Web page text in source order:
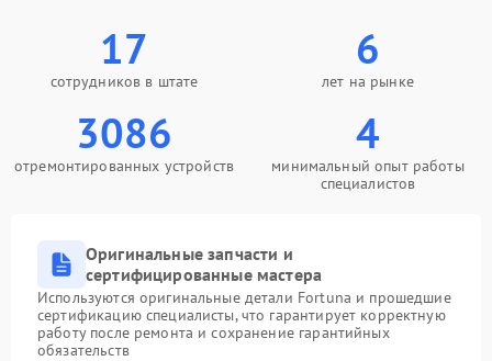
17
сотрудников в штате
6
лет на рынке
3086
отремонтированных устройств
4
минимальный опыт работы
специалистов
Оригинальные запчасти и
сертифицированные мастера
Используются оригинальные детали Fortuna и прошедшие
сертификацию специалисты, что гарантирует корректную
работу после ремонта и сохранение гарантийных
обязательств